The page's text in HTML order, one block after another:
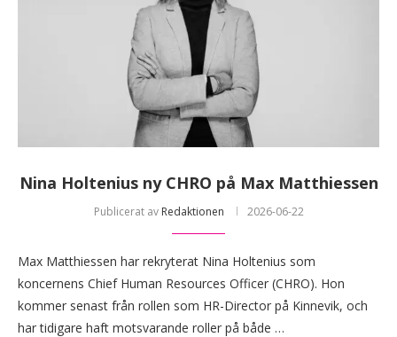
Nina Holtenius ny CHRO på Max Matthiessen
Publicerat av Redaktionen 2026-06-22
Max Matthiessen har rekryterat Nina Holtenius som
koncernens Chief Human Resources Officer (CHRO). Hon
kommer senast från rollen som HR-Director på Kinnevik, och
har tidigare haft motsvarande roller på både …